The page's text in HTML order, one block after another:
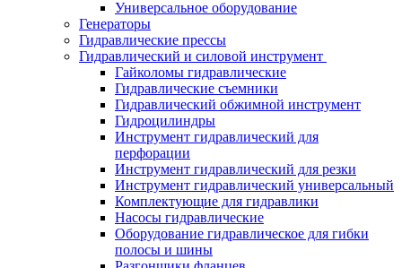
Универсальное оборудование
Генераторы
Гидравлические прессы
Гидравлический и силовой инструмент
Гайколомы гидравлические
Гидравлические съемники
Гидравлический обжимной инструмент
Гидроцилиндры
Инструмент гидравлический для
перфорации
Инструмент гидравлический для резки
Инструмент гидравлический универсальный
Комплектующие для гидравлики
Насосы гидравлические
Оборудование гидравлическое для гибки
полосы и шины